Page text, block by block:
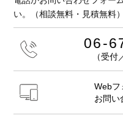
い。
（相談無料・見積無料）
06-
（受付
Webフ
お問い